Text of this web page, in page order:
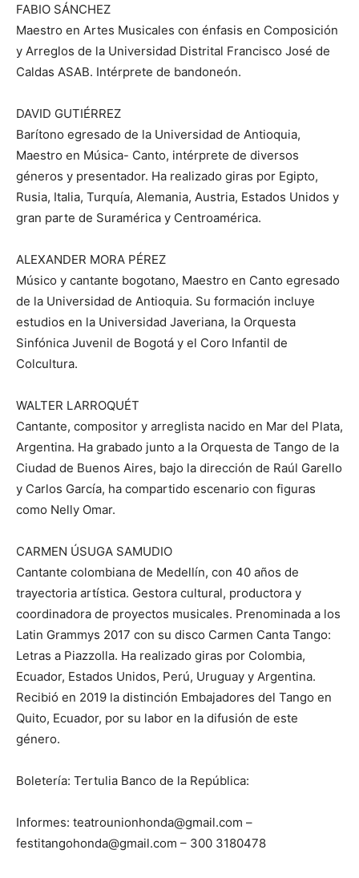
FABIO SÁNCHEZ
Maestro en Artes Musicales con énfasis en Composición
y Arreglos de la Universidad Distrital Francisco José de
Caldas ASAB. Intérprete de bandoneón.
DAVID GUTIÉRREZ
Barítono egresado de la Universidad de Antioquia,
Maestro en Música- Canto, intérprete de diversos
géneros y presentador. Ha realizado giras por Egipto,
Rusia, Italia, Turquía, Alemania, Austria, Estados Unidos y
gran parte de Suramérica y Centroamérica.
ALEXANDER MORA PÉREZ
Músico y cantante bogotano, Maestro en Canto egresado
de la Universidad de Antioquia. Su formación incluye
estudios en la Universidad Javeriana, la Orquesta
Sinfónica Juvenil de Bogotá y el Coro Infantil de
Colcultura.
WALTER LARROQUÉT
Cantante, compositor y arreglista nacido en Mar del Plata,
Argentina. Ha grabado junto a la Orquesta de Tango de la
Ciudad de Buenos Aires, bajo la dirección de Raúl Garello
y Carlos García, ha compartido escenario con figuras
como Nelly Omar.
CARMEN ÚSUGA SAMUDIO
Cantante colombiana de Medellín, con 40 años de
trayectoria artística. Gestora cultural, productora y
coordinadora de proyectos musicales. Prenominada a los
Latin Grammys 2017 con su disco Carmen Canta Tango:
Letras a Piazzolla. Ha realizado giras por Colombia,
Ecuador, Estados Unidos, Perú, Uruguay y Argentina.
Recibió en 2019 la distinción Embajadores del Tango en
Quito, Ecuador, por su labor en la difusión de este
género.
Boletería: Tertulia Banco de la República:
Informes: teatrounionhonda@gmail.com –
festitangohonda@gmail.com – 300 3180478